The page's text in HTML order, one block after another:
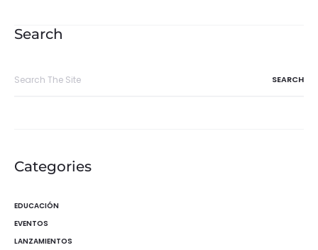
entradas
Search
Categories
EDUCACIÓN
EVENTOS
LANZAMIENTOS